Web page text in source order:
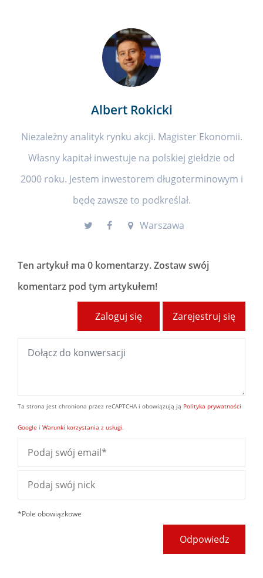
Albert Rokicki
Niezależny analityk rynku akcji. Magister Ekonomii.
Własny kapitał inwestuje na polskiej giełdzie od
2000 roku. Jestem inwestorem długoterminowym i
będę zawsze to podkreślał.
Warszawa
Ten artykuł ma 0 komentarzy. Zostaw swój
komentarz pod tym artykułem!
Zarejestruj się
Zaloguj się
Ta strona jest chroniona przez reCAPTCHA i obowiązują ją Polityka prywatności
Google i Warunki korzystania z usługi.
*Pole obowiązkowe
Odpowiedz